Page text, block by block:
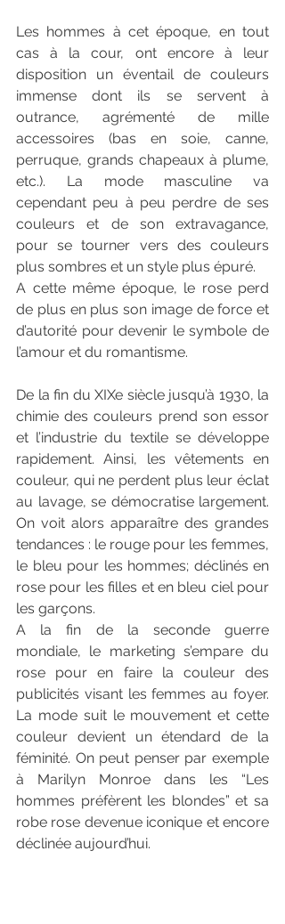
Les hommes à cet époque, en tout
cas à la cour, ont encore à leur
disposition un éventail de couleurs
immense dont ils se servent à
outrance, agrémenté de mille
accessoires (bas en soie, canne,
perruque, grands chapeaux à plume,
etc.). La mode masculine va
cependant peu à peu perdre de ses
couleurs et de son extravagance,
pour se tourner vers des couleurs
plus sombres et un style plus épuré.
A cette même époque, le rose perd
de plus en plus son image de force et
d’autorité pour devenir le symbole de
l’amour et du romantisme.
De la fin du XIXe siècle jusqu’à 1930, la
chimie des couleurs prend son essor
et l’industrie du textile se développe
rapidement. Ainsi, les vêtements en
couleur, qui ne perdent plus leur éclat
au lavage, se démocratise largement.
On voit alors apparaître des grandes
tendances : le rouge pour les femmes,
le bleu pour les hommes; déclinés en
rose pour les filles et en bleu ciel pour
les garçons.
A la fin de la seconde guerre
mondiale, le marketing s’empare du
rose pour en faire la couleur des
publicités visant les femmes au foyer.
La mode suit le mouvement et cette
couleur devient un étendard de la
féminité. On peut penser par exemple
à Marilyn Monroe dans les “Les
hommes préfèrent les blondes” et sa
robe rose devenue iconique et encore
déclinée aujourd’hui.